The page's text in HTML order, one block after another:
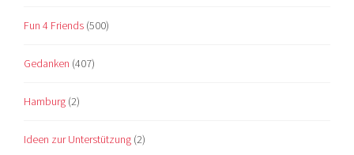
Fun 4 Friends (500)
Gedanken (407)
Hamburg (2)
Ideen zur Unterstützung (2)